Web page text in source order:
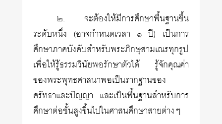
๒. จะต้องให้มีการศึกษาพื้นฐานขึ้น
ระดับหนึ่ง (อาจกำหนดเวลา ๑ ปี) เป็นการ
ศึกษาภาคบังคับสำหรับพระภิกษุสามเณรทุกรูป
เพื่อให้รู้ธรรมวินัยพอรักษาตัวได้ รู้จักคุณค่า
ของพระพุทธศาสนาพอเป็นรากฐานของ
ศรัทธาและปัญญา และเป็นพื้นฐานสำหรับการ
ศึกษาต่อชั้นสูงขึ้นไปในศาสนศึกษาสายต่างๆ